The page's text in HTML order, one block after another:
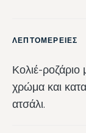
ΛΕΠΤΟΜΕΡΕΙΕΣ
Κολιέ-ροζάριο
χρώμα και
ατσάλι.